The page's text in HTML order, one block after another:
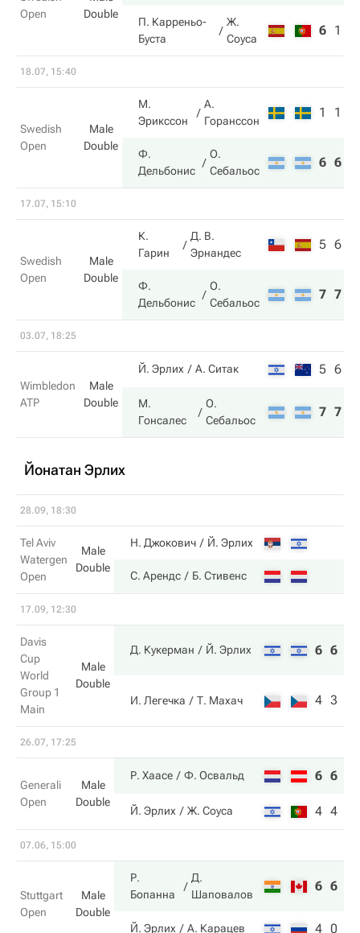
Open
Double
П. Карреньо-
Буста
Ж.
Соуса
6 1
18.07, 15:40
Swedish
Open
Male
Double
М.
Эрикссон
А.
Горанссон
1 1
Ф.
Дельбонис
О.
Себальос
6 6
17.07, 15:10
Swedish
Open
Male
Double
К.
Гарин
Д. В.
Эрнандес
5 6
Ф.
Дельбонис
О.
Себальос
7 7
03.07, 18:25
Wimbledon
ATP
Male
Double
Й. Эрлих А. Ситак 5 6
М.
Гонсалес
О.
Себальос
7 7
Йонатан Эрлих
28.09, 18:30
Tel Aviv
Watergen
Open
Male
Double
Н. Джокович Й. Эрлих
С. Арендс Б. Стивенс
17.09, 12:30
Davis
Cup
World
Group 1
Main
Male
Double
Д. Кукерман Й. Эрлих 6 6
И. Легечка Т. Махач 4 3
26.07, 17:25
Generali
Open
Male
Double
Р. Хаасе Ф. Освальд 6 6
Й. Эрлих Ж. Соуса 4 4
07.06, 15:00
Stuttgart
Open
Male
Double
Р.
Бопанна
Д.
Шаповалов
6 6
Й. Эрлих А. Карацев 4 0